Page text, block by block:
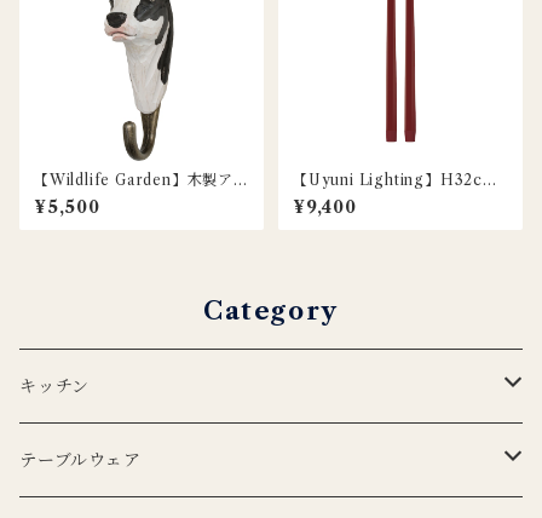
【Wildlife Garden】木製アニ
マルフック / ウシ
¥5,500
【Uyuni Lighting】H32cm /
LEDスリムテーパーキャンド
ル / レッド / 2本セット
¥9,400
Category
キッチン
エプロン
テーブルウェア